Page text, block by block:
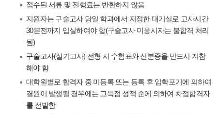
접수된 서류 및 전형료는 반환하지 않음
지원자는 구술고사 당일 학과에서 지정한 대기실로 고사시간
30분전까지 입실하여야 함(구술고사 미응시자는 불합격 처리
됨)
구술고사(실기고사) 전형 시 수험표와 신분증을 반드시 지참
해야 함
대학원별로 합격자 중 미등록 또는 등록 후 입학포기에 의하여
결원이 발생될 경우에는 고득점 성적 순에 의하여 차점합격자
를 선발함